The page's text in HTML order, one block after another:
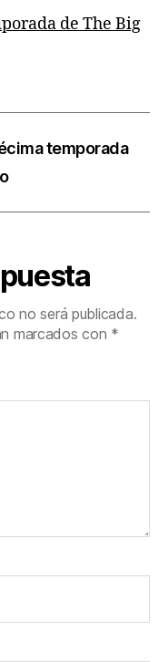
de The Big
temporada
no será publicada.
marcados con *